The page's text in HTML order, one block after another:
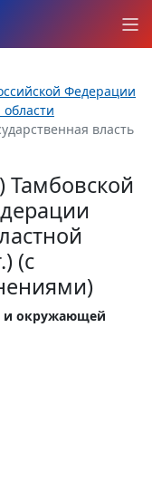
Федерации
власть
Тамбовской
(с
и окружающей